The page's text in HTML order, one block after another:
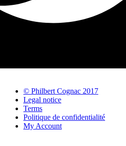
© Philbert Cognac 2017
Legal notice
Terms
Politique de confidentialité
My Account